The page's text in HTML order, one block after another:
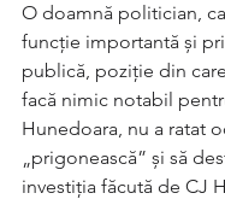
O doamnă politician,
funcție importantă și
publică, poziție din
facă nimic notabil
Hunedoara, nu a ratat
„prigonească” și să
investiția făcută de CJ